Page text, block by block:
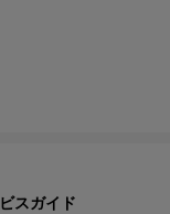
スガイド